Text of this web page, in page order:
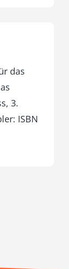
das
3.
ISBN